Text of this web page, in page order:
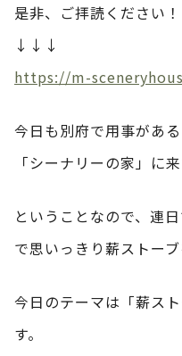
是非、ご拝読ください！
↓↓↓
https://m-
今日も別府で用事があ
「シーナリーの家」に
ということなので、連
で思いっきり薪ストー
今日のテーマは「薪ス
す。